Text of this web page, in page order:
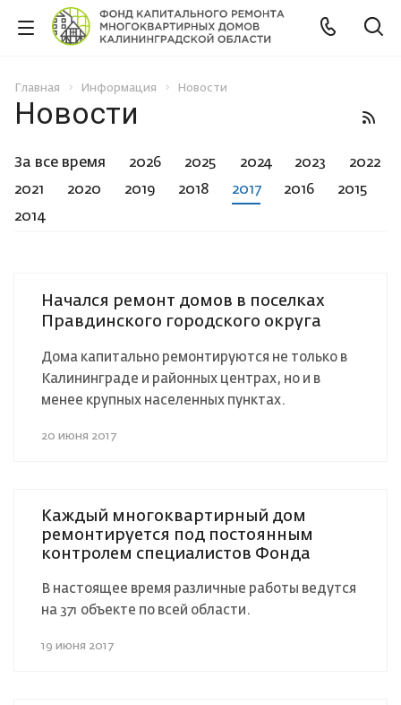
Главная Информация Новости
Новости
За все время 2026 2025 2024 2023
2022
2021
2020 2019 2018 2017 2016
2015
2014
Начался ремонт домов в поселках
Правдинского городского округа
Дома капитально ремонтируются не только в
Калининграде и районных центрах, но и в
менее крупных населенных пунктах.
20 июня 2017
Каждый многоквартирный дом
ремонтируется под постоянным
контролем специалистов Фонда
В настоящее время различные работы ведутся
на 371 объекте по всей области.
19 июня 2017